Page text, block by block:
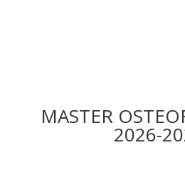
MASTER
2026-